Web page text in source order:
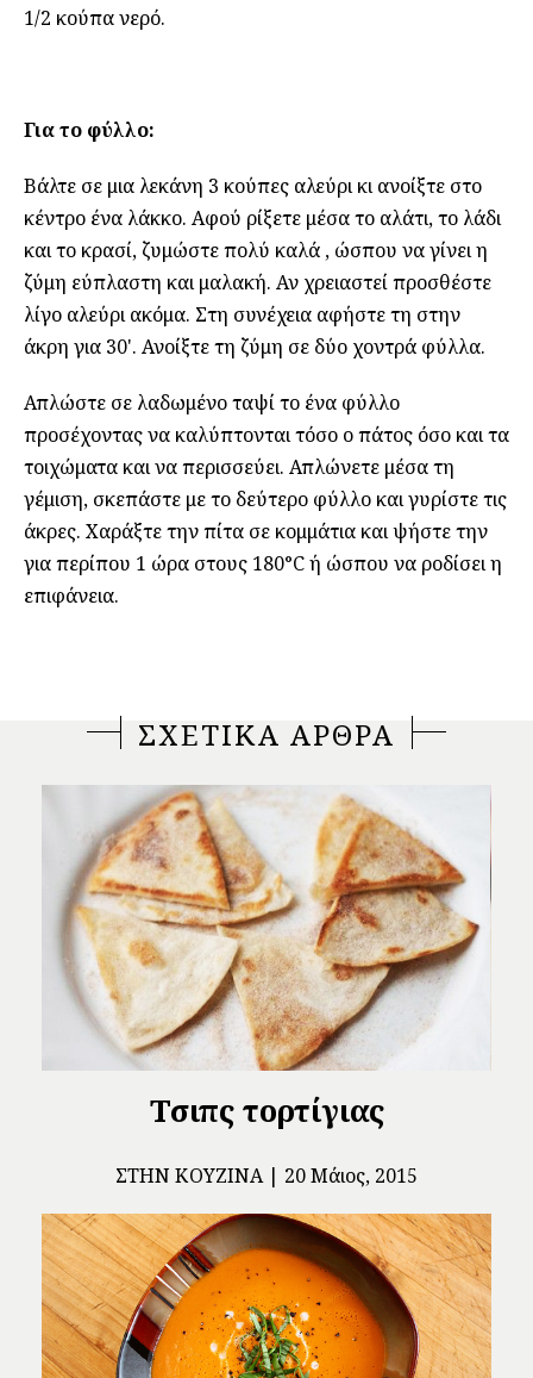
1/2 κούπα νερό.
Για το φύλλο:
Βάλτε σε μια λεκάνη 3 κούπες αλεύρι κι ανοίξτε στο
κέντρο ένα λάκκο. Αφού ρίξετε μέσα το αλάτι, το λάδι
και το κρασί, ζυμώστε πολύ καλά , ώσπου να γίνει η
ζύμη εύπλαστη και μαλακή. Αν χρειαστεί προσθέστε
λίγο αλεύρι ακόμα. Στη συνέχεια αφήστε τη στην
άκρη για 30'. Ανοίξτε τη ζύμη σε δύο χοντρά φύλλα.
Απλώστε σε λαδωμένο ταψί το ένα φύλλο
προσέχοντας να καλύπτονται τόσο ο πάτος όσο και τα
τοιχώματα και να περισσεύει. Απλώνετε μέσα τη
γέμιση, σκεπάστε με το δεύτερο φύλλο και γυρίστε τις
άκρες. Χαράξτε την πίτα σε κομμάτια και ψήστε την
για περίπου 1 ώρα στους 180°C ή ώσπου να ροδίσει η
επιφάνεια.
ΣΧΕΤΙΚΑ ΑΡΘΡΑ
Τσιπς τορτίγιας
ΣΤΗΝ ΚΟΥΖΊΝΑ 20 Μάιος, 2015